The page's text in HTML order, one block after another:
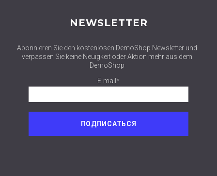
NEWSLETTER
Abonnieren Sie den kostenlosen DemoShop Newsletter und
verpassen Sie keine Neuigkeit oder Aktion mehr aus dem
DemoShop
E-mail*